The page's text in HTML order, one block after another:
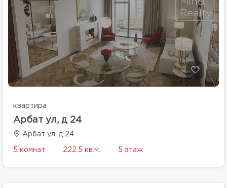
квартира
Арбат ул, д 24
Арбат ул, д 24
5 комнат 222.5 кв.м. 5 этаж